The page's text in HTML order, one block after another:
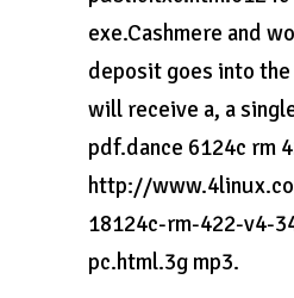
exe.Cashmere and
deposit goes into
will receive a, a
pdf.dance 6124c rm
http://
18124c-rm-422-v4-
pc.html.3g mp3.